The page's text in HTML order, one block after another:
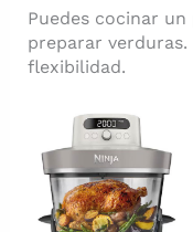
Puedes cocinar
preparar
flexibilidad.